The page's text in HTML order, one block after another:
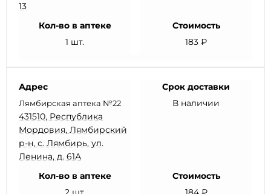
13
Кол-во в аптеке
1 шт.
Стоимость
183 ₽
Адрес
Лямбирская аптека №22
431510, Республика
Мордовия, Лямбирский
р-н, с. Лямбирь, ул.
Ленина, д. 61А
Срок доставки
В наличии
Кол-во в аптеке
Стоимость